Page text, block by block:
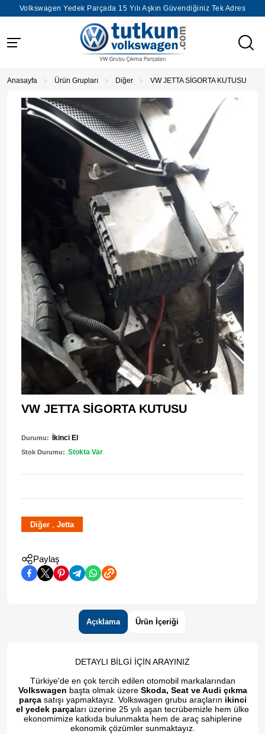
Volkswagen Yedek Parçada 15 Yılı Aşkın Güvendiğiniz Tek Adres
Anasayfa Ürün Grupları Diğer VW JETTA SİGORTA KUTUSU
VW JETTA SİGORTA KUTUSU
Durumu: İkinci El
Stok Durumu: Stokta Var
Diğer , Jetta
Paylaş
Açıklama Ürün İçeriği
DETAYLI BİLGİ İÇİN ARAYINIZ
Türkiye'de en çok tercih edilen otomobil markalarından
Volkswagen başta olmak üzere Skoda, Seat ve Audi çıkma
parçasatışı yapmaktayız. Volkswagen grubu araçların ikinci
el yedek parçaları üzerine 25 yılı aşan tecrübemizle hem ülke
ekonomimize katkıda bulunmakta hem de araç sahiplerine
ekonomik çözümler sunmaktayız.